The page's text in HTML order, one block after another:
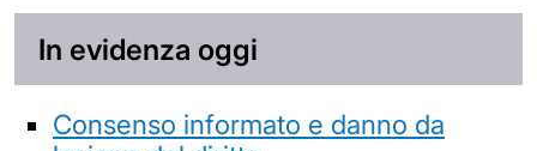
In evidenza oggi
Consenso informato e danno da